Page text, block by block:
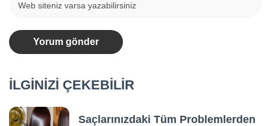
İLGİNİZİ ÇEKEBİLİR
Saçlarınızdaki Tüm Problemlerden